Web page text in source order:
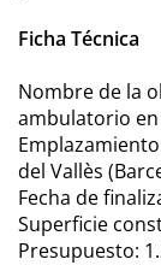
Ficha Técnica
Nombre de la
ambulatorio en
del Vallès
Fecha de
Superficie
Presupuesto: